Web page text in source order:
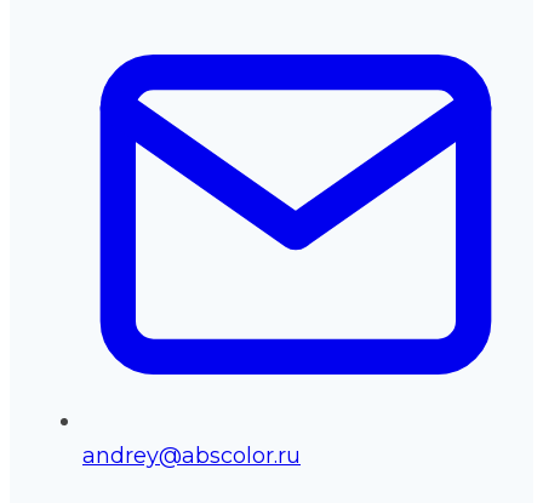
andrey@abscolor.ru